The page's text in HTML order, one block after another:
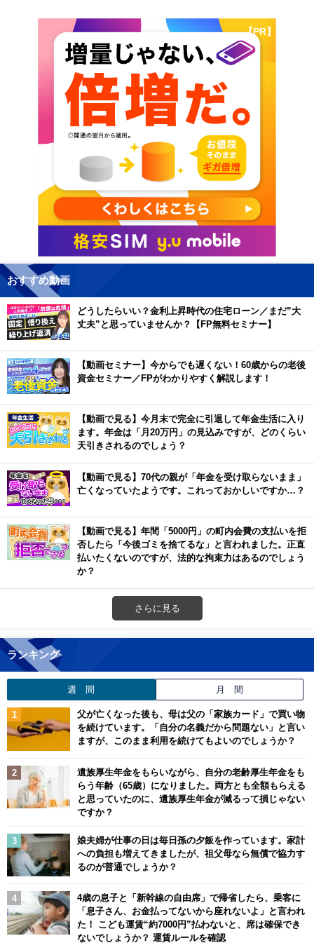
【PR】
おすすめ動画
どうしたらいい？金利上昇時代の住宅ローン／まだ”大
丈夫”と思っていませんか？【FP無料セミナー】
【動画セミナー】今からでも遅くない！60歳からの老後
資金セミナー／FPがわかりやすく解説します！
【動画で見る】今月末で完全に引退して年金生活に入り
ます。年金は「月20万円」の見込みですが、どのくらい
天引きされるのでしょう？
【動画で見る】70代の親が「年金を受け取らないまま」
亡くなっていたようです。これっておかしいですか…？
【動画で見る】年間「5000円」の町内会費の支払いを拒
否したら「今後ゴミを捨てるな」と言われました。正直
払いたくないのですが、法的な拘束力はあるのでしょう
か？
さらに見る
ランキング
週 間 月 間
父が亡くなった後も、母は父の「家族カード」で買い物
を続けています。「自分の名義だから問題ない」と言い
ますが、このまま利用を続けてもよいのでしょうか？
遺族厚生年金をもらいながら、自分の老齢厚生年金をも
らう年齢（65歳）になりました。両方とも全額もらえる
と思っていたのに、遺族厚生年金が減るって損じゃない
ですか？
娘夫婦が仕事の日は毎日孫の夕飯を作っています。家計
への負担も増えてきましたが、祖父母なら無償で協力す
るのが普通でしょうか？
4歳の息子と「新幹線の自由席」で帰省したら、乗客に
「息子さん、お金払ってないから座れないよ」と言われ
た！ こども運賃“約7000円”払わないと、席は確保でき
ないでしょうか？ 運賃ルールを確認